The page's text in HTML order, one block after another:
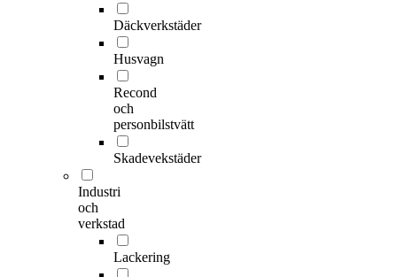
Däckverkstäder
Husvagn
Recond
och
personbilstvätt
Skadevekstäder
Industri
och
verkstad
Lackering